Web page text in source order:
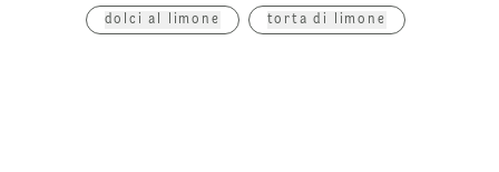
dolci al limone torta di limone